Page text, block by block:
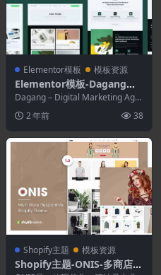
Elementor模板 模板资源
Elementor模板-Dagang数
字营销机构Elementor模板
套件
Dagang – Digital Marketing Age
2 年前 38
Shopify主题 模板资源
Shopify主题-ONIS-多商店响